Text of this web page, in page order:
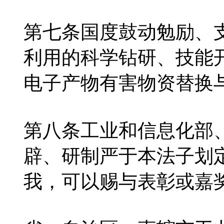
第七条国度鼓动勉励、
利用的科学钻研、技能
电子产物有害物资替换
第八条工业和信息化部
辟、研制严于本法子划
我，可以赐与表彰或嘉